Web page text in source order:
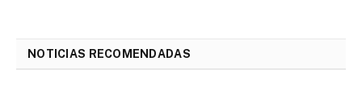
NOTICIAS RECOMENDADAS